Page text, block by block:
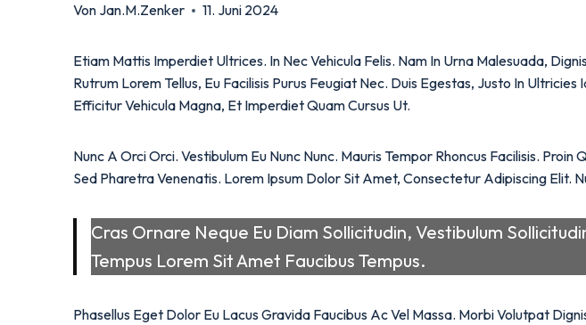
Von Jan.m.zenker 11. Juni 2024
Etiam Mattis Imperdiet Ultrices. In Nec Vehicula Felis. Nam In Urna Malesuada,
Rutrum Lorem Tellus, Eu Facilisis Purus Feugiat Nec. Duis Egestas, Justo In
Efficitur Vehicula Magna, Et Imperdiet Quam Cursus Ut.
Nunc A Orci Orci. Vestibulum Eu Nunc Nunc. Mauris Tempor Rhoncus Facilisis.
Sed Pharetra Venenatis. Lorem Ipsum Dolor Sit Amet, Consectetur Adipiscing Elit.
Cras Ornare Neque Eu Diam Sollicitudin, Vestibulum
Tempus Lorem Sit Amet Faucibus Tempus.
Phasellus Eget Dolor Eu Lacus Gravida Faucibus Ac Vel Massa. Morbi Volutpat